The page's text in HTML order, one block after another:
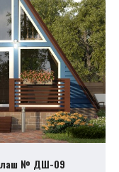
№ ДШ-09